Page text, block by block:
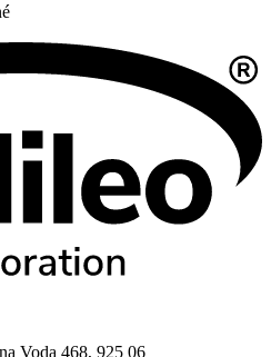
Voda 468, 925 06